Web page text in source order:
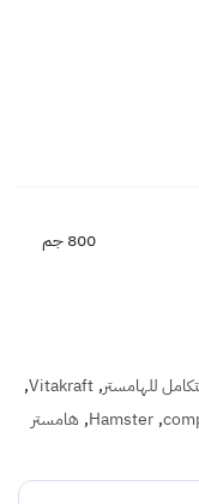
800 جم
للهامستر,
Vitakraft
,
,
Hamster
, هامستر